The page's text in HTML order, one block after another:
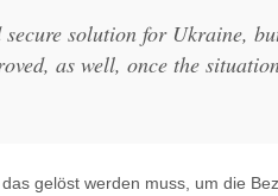
secure solution for Ukraine,
as well, once the
gelöst werden muss, um die